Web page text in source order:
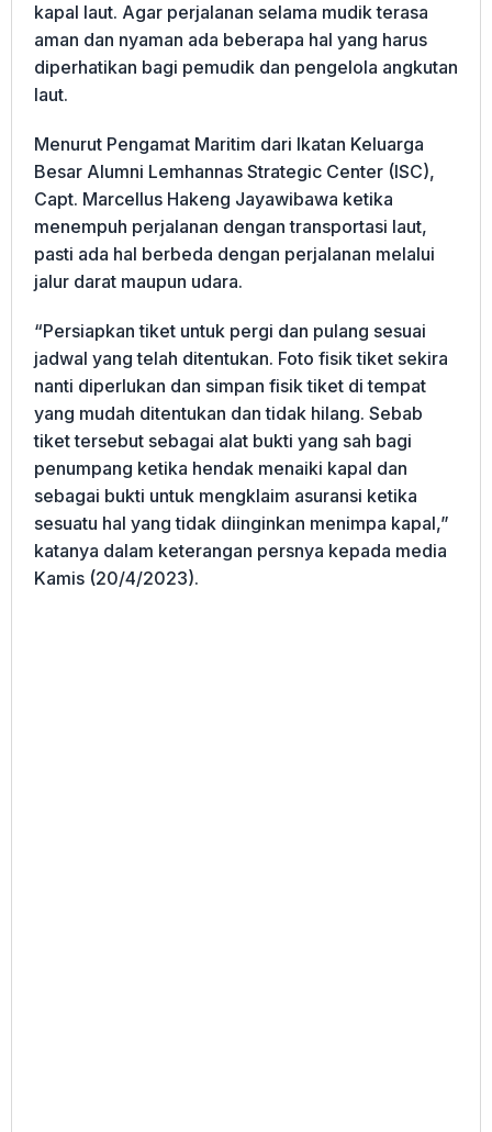
kapal laut. Agar perjalanan selama mudik terasa
aman dan nyaman ada beberapa hal yang harus
diperhatikan bagi pemudik dan pengelola angkutan
laut.
Menurut Pengamat Maritim dari Ikatan Keluarga
Besar Alumni Lemhannas Strategic Center (ISC),
Capt. Marcellus Hakeng Jayawibawa ketika
menempuh perjalanan dengan transportasi laut,
pasti ada hal berbeda dengan perjalanan melalui
jalur darat maupun udara.
“Persiapkan tiket untuk pergi dan pulang sesuai
jadwal yang telah ditentukan. Foto fisik tiket sekira
nanti diperlukan dan simpan fisik tiket di tempat
yang mudah ditentukan dan tidak hilang. Sebab
tiket tersebut sebagai alat bukti yang sah bagi
penumpang ketika hendak menaiki kapal dan
sebagai bukti untuk mengklaim asuransi ketika
sesuatu hal yang tidak diinginkan menimpa kapal,”
katanya dalam keterangan persnya kepada media
Kamis (20/4/2023).